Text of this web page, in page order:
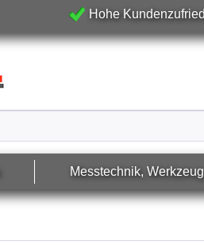
Hohe
Messtechnik,